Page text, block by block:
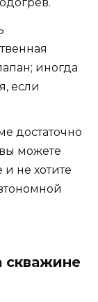
иногда
если
достаточно
можете
не хотите
скважине